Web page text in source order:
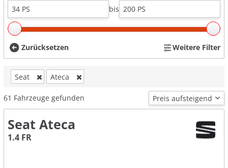
bis
Zurücksetzen Weitere Filter
Seat Ateca
61 Fahrzeuge gefunden
Seat Ateca
1.4 FR